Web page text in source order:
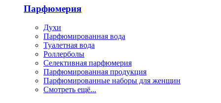
Парфюмерия
Духи
Парфюмированная вода
Туалетная вода
Роллерболы
Селективная парфюмерия
Парфюмированная продукция
Парфюмированные наборы для женщин
Смотреть ещё...